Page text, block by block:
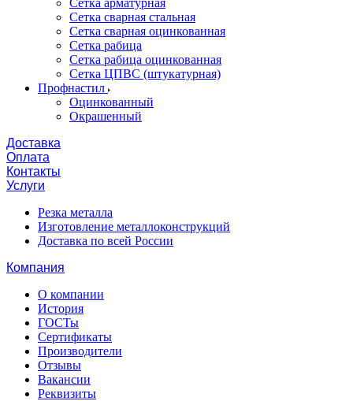
Сетка арматурная
Сетка сварная стальная
Сетка сварная оцинкованная
Сетка рабица
Сетка рабица оцинкованная
Сетка ЦПВС (штукатурная)
Профнастил
Оцинкованный
Окрашенный
Доставка
Оплата
Контакты
Услуги
Резка металла
Изготовление металлоконструкций
Доставка по всей России
Компания
О компании
История
ГОСТы
Сертификаты
Производители
Отзывы
Вакансии
Реквизиты